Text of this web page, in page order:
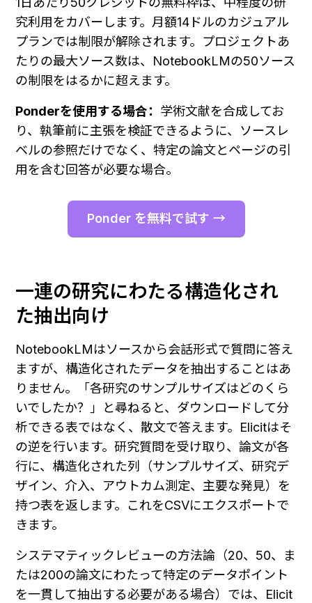
究利用をカバーします。月額14ドルのカジュアル
プランでは制限が解除されます。プロジェクトあ
たりの最大ソース数は、NotebookLMの50ソース
の制限をはるかに超えます。
Ponderを使用する場合： 学術文献を合成してお
り、執筆前に主張を検証できるように、ソースレ
ベルの参照だけでなく、特定の論文とページの引
用を含む回答が必要な場合。
Ponder を無料で試す →
一連の研究にわたる構造化され
た抽出向け
NotebookLMはソースから会話形式で質問に答え
ますが、構造化されたデータを抽出することはあ
りません。「各研究のサンプルサイズはどのくら
いでしたか？」と尋ねると、ダウンロードして分
析できる表ではなく、散文で答えます。Elicitはそ
の逆を行います。研究質問を受け取り、論文が各
行に、構造化された列（サンプルサイズ、研究デ
ザイン、介入、アウトカム測定、主要な発見）を
持つ表を返します。これをCSVにエクスポートで
きます。
システマティックレビューの方法論（20、50、ま
たは200の論文にわたって特定のデータポイント
を一貫して抽出する必要がある場合）では、Elicit